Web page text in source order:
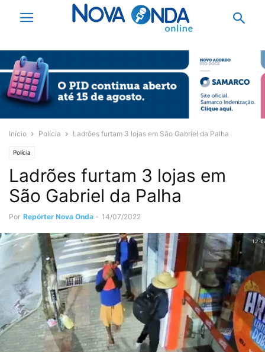
Início Polícia Ladrões furtam 3 lojas em São Gabriel da Palha
Polícia
Ladrões furtam 3 lojas em
São Gabriel da Palha
Por Repórter Nova Onda - 14/07/2022